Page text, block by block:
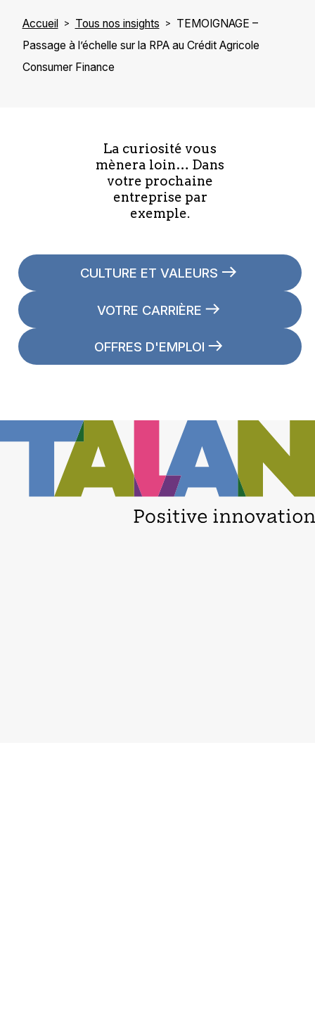
Accueil Tous nos insights
TEMOIGNAGE –
Passage à l’échelle sur la RPA au Crédit Agricole
Consumer Finance
La curiosité vous
mènera loin… Dans
votre prochaine
entreprise par
exemple.
CULTURE ET VALEURS
VOTRE CARRIÈRE
OFFRES D'EMPLOI